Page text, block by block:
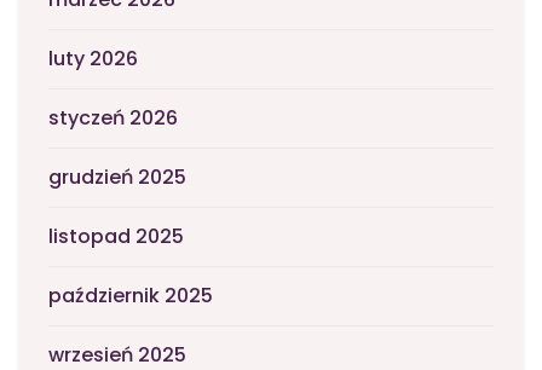
luty 2026
styczeń 2026
grudzień 2025
listopad 2025
październik 2025
wrzesień 2025